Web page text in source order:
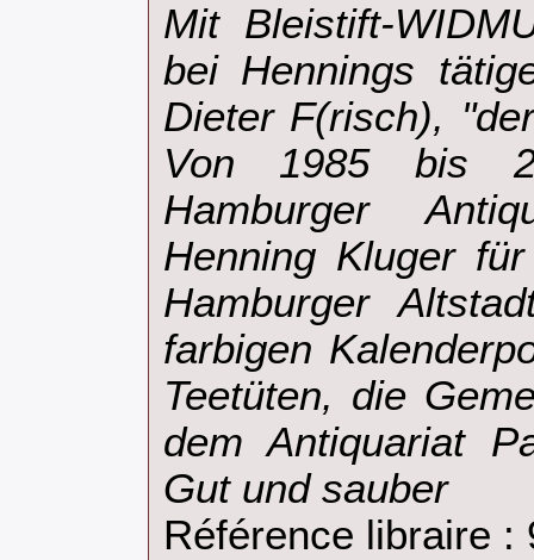
‎Mit Bleistift-
bei Hennings
Dieter F(risch),
Von 1985 bis
Hamburger
Henning Kluger
Hamburger
farbigen
Teetüten, die
dem Antiquariat
Gut und sauber‎
Référence libraire :